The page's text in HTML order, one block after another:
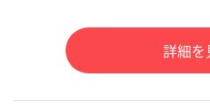
詳細を